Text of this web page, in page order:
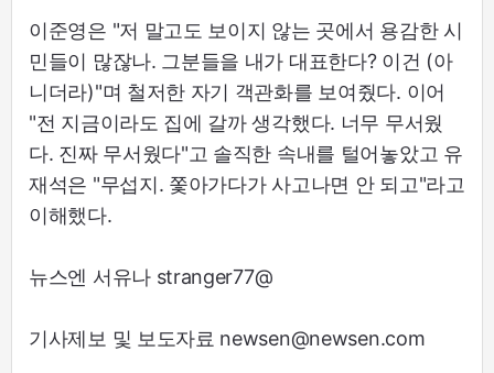
이준영은 "저 말고도 보이지 않는 곳에서 용감한 시
민들이 많잖나. 그분들을 내가 대표한다? 이건 (아
니더라)"며 철저한 자기 객관화를 보여줬다. 이어
"전 지금이라도 집에 갈까 생각했다. 너무 무서웠
다. 진짜 무서웠다"고 솔직한 속내를 털어놓았고 유
재석은 "무섭지. 쫓아가다가 사고나면 안 되고"라고
이해했다.
뉴스엔 서유나 stranger77@
기사제보 및 보도자료 newsen@newsen.com